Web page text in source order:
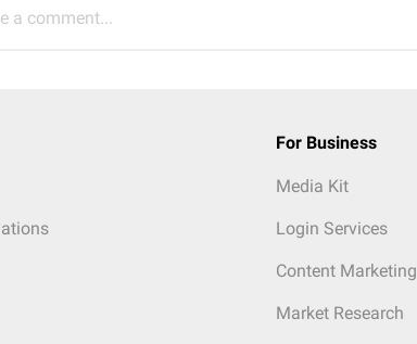
a comment...
For Business
Media Kit
Login Services
Content Marketing
Market Research